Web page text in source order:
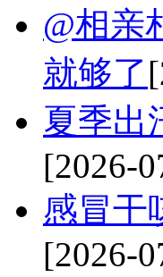
@相亲
就够了
夏季出
[2026-
感冒干
[2026-